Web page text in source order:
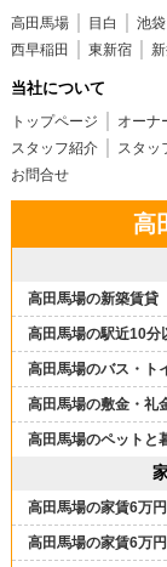
高田馬場 目白 池袋
西早稲田
東新宿
当社について
トップページ オーナ
スタッフ紹介
スタッ
お問合せ
高
高田馬場の新築賃貸
高田馬場の駅近10分
高田馬場のバス・ト
高田馬場の敷金・礼
高田馬場のペットと
高田馬場の家賃6万
高田馬場の家賃6万